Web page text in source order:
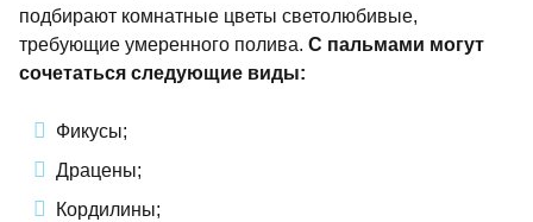
подбирают комнатные цветы светолюбивые,
требующие умеренного полива. С пальмами могут
сочетаться следующие виды:
Фикусы;
Драцены;
Кордилины;